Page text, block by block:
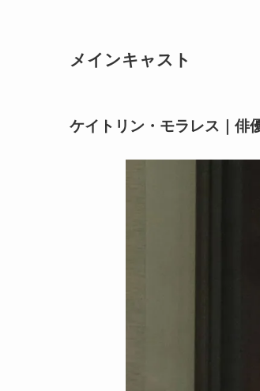
メインキャスト
ケイトリン・モラレス｜俳